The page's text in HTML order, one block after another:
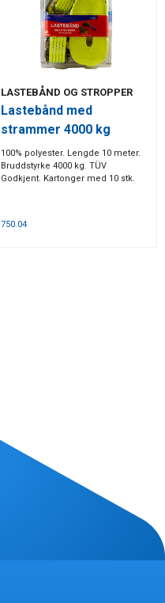
LASTEBÅND OG STROPPER
Lastebånd med
strammer 4000 kg
100% polyester. Lengde 10 meter.
Bruddstyrke 4000 kg. TÜV
Godkjent. Kartonger med 10 stk.
750.04